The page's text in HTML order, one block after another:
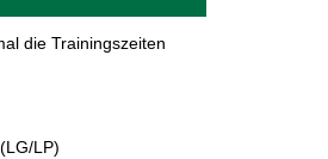
die Trainingszeiten
LP)